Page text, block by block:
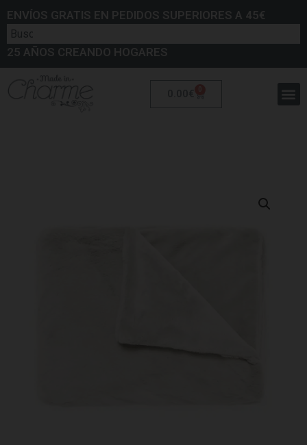
ENVÍOS GRATIS EN PEDIDOS SUPERIORES A 45€
25 AÑOS CREANDO HOGARES